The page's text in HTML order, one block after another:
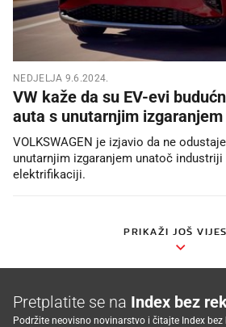
NEDJELJA 9.6.2024.
VW kaže da su EV-evi
auta s unutarnjim
VOLKSWAGEN je izjavio da ne
unutarnjim izgaranjem unatoč
elektrifikaciji.
PRIKAŽI JOŠ
Pretplatite se na Index bez
Podržite neovisno novinarstvo i čitajte Index bez